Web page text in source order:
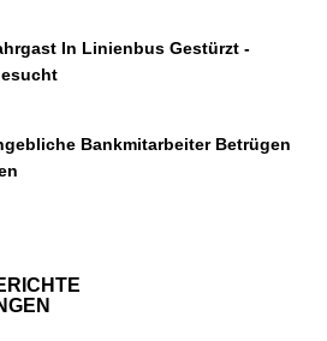
In Linienbus Gestürzt -
Bankmitarbeiter Betrügen